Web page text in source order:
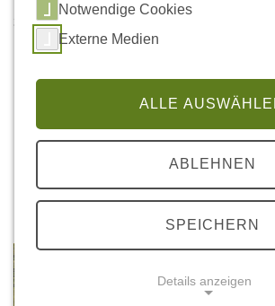
STARTSEITE
...
UNSER
OT AUF YOUTUBE
Impressionen eines
Frühlingswanderritte
Notwendige Cookies
Externe Medien
ALLE
ABLEHNEN
SPEICHERN
Details anzeigen